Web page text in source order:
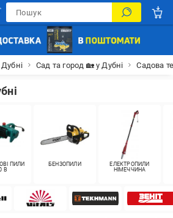
Сад та город 🏡 у Дубні Садова
ПИЛИ
В
БЕНЗОПИЛИ
ЕЛЕКТРОПИЛИ
НІМЕЧЧИНА